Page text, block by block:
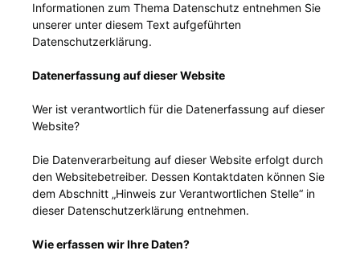
Informationen zum Thema Datenschutz entnehmen Sie
unserer unter diesem Text aufgeführten
Datenschutzerklärung.
Datenerfassung auf dieser Website
Wer ist verantwortlich für die Datenerfassung auf dieser
Website?
Die Datenverarbeitung auf dieser Website erfolgt durch
den Websitebetreiber. Dessen Kontaktdaten können Sie
dem Abschnitt „Hinweis zur Verantwortlichen Stelle“ in
dieser Datenschutzerklärung entnehmen.
Wie erfassen wir Ihre Daten?